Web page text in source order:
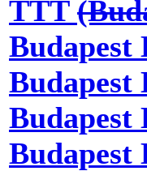
TTT
Budapest
Budapest
Budapest
Budapest